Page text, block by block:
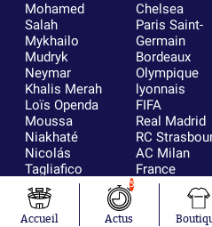
Mohamed
Salah
Mykhailo
Mudryk
Neymar
Khalis Merah
Loïs Openda
Moussa
Niakhaté
Nicolás
Tagliafico
Pavel Šulc
Josh Maja
Gauthier Hein
Chelsea
Paris Saint-
Germain
Bordeaux
Olympique
lyonnais
FIFA
Real Madrid
RC
AC Milan
France
RC Lens
Accueil
5
Actus